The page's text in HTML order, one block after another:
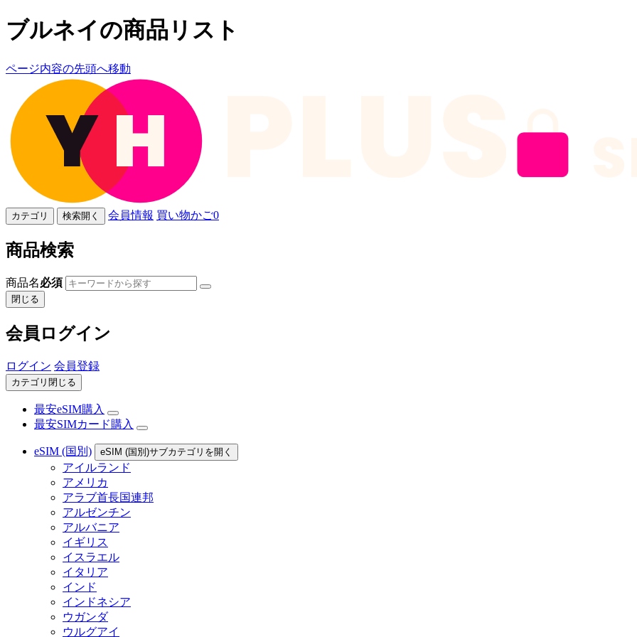
ブルネイの商品リスト
ページ内容の先頭へ移動
カテゴリ 検索開く 会員情報 買い物かご0
商品検索
商品名必須
閉じる
会員ログイン
ログイン 会員登録
カテゴリ閉じる
最安eSIM購入
最安SIMカード購入
eSIM (国別) eSIM (国別)サブカテゴリを開く
アイルランド
アメリカ
アラブ首長国連邦
アルゼンチン
アルバニア
イギリス
イスラエル
イタリア
インド
インドネシア
ウガンダ
ウルグアイ